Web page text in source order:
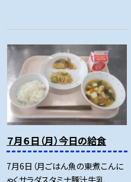
７月６日（月）今日の給食
7月6日（月ごはん魚の東煮こんに
ゃくサラダスタミナ豚汁牛乳